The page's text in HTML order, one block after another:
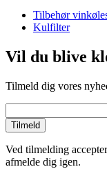
Dimensioner (BxHxD
Bredde (cm) 53.5
Dybde (cm)53
product extension
Tilbehør
Kulfilter
Vil du blive
Tilmeld dig vores
Tilmeld
Ved tilmelding
afmelde dig igen.